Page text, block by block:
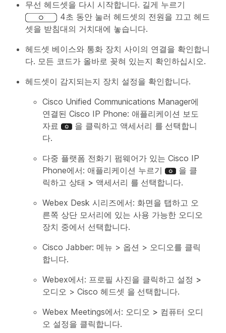
무선 헤드셋을 다시 시작합니다. 길게 누르기
4초 동안 눌러 헤드셋의 전원을 끄고 헤드
셋을 받침대의 거치대에 놓습니다.
헤드셋 베이스와 통화 장치 사이의 연결을 확인합니
다. 모든 코드가 올바로 꽂혀 있는지 확인하십시오.
헤드셋이 감지되는지 장치 설정을 확인합니다.
Cisco Unified Communications Manager에
연결된 Cisco IP Phone: 애플리케이션 보도
자료
을 클릭하고 액세서리 를 선택합니
다.
다중 플랫폼 전화기 펌웨어가 있는 Cisco IP
Phone에서: 애플리케이션 누르기
을 클
릭하고 상태 > 액세서리 를 선택합니다.
Webex Desk 시리즈에서: 화면을 탭하고 오
른쪽 상단 모서리에 있는 사용 가능한 오디오
장치 중에서 선택합니다.
Cisco Jabber: 메뉴 > 옵션 > 오디오를 클릭
합니다.
Webex에서: 프로필 사진을 클릭하고 설정 >
오디오 > Cisco 헤드셋 을 선택합니다.
Webex Meetings에서: 오디오 > 컴퓨터 오디
오 설정을 클릭합니다.